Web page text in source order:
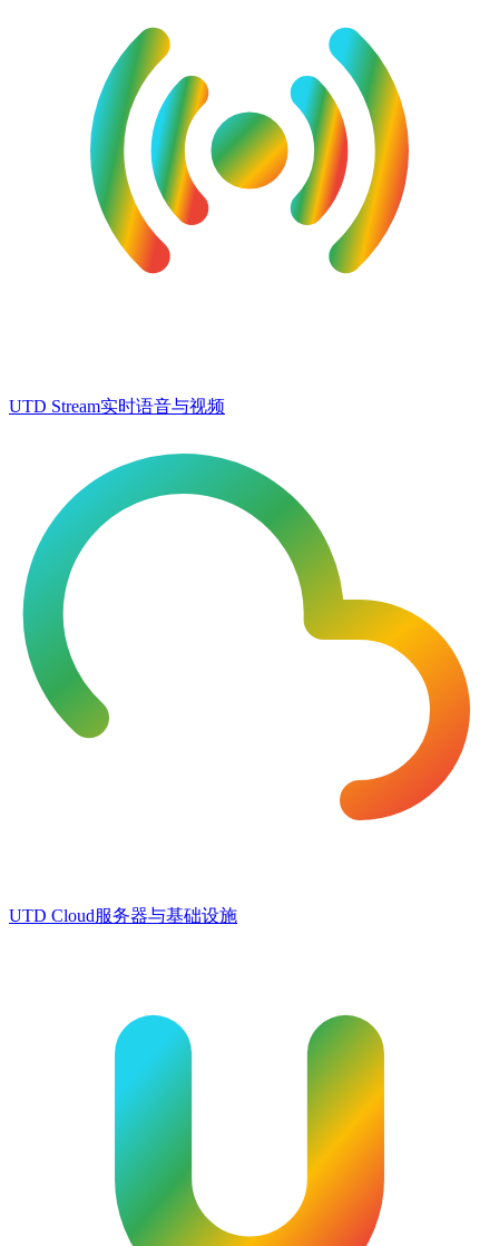
UTD Stream实时语音与视频
UTD Cloud服务器与基础设施